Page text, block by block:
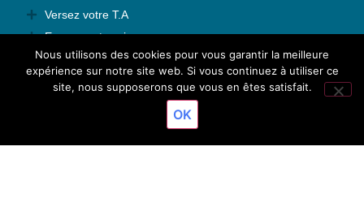
Versez votre T.A
Espace entreprise
Contactez-nous
TAUX DE RÉUSSITE
Nous utilisons des cookies pour vous garantir la meilleure
expérience sur notre site web. Si vous continuez à utiliser ce
site, nous supposerons que vous en êtes satisfait.
OK